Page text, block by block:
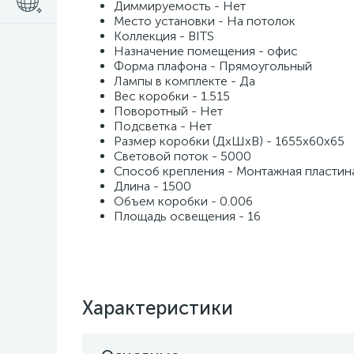
Диммируемость - Нет
Место установки - На потолок
Коллекция - BITS
Назначение помещения - офис
Форма плафона - Прямоугольный
Лампы в комплекте - Да
Вес коробки - 1.515
Поворотный - Нет
Подсветка - Нет
Размер коробки (ДхШхВ) - 1655х60х65
Световой поток - 5000
Способ крепления - Монтажная
Длина - 1500
Объем коробки - 0.006
Площадь освещения - 16
Характеристики